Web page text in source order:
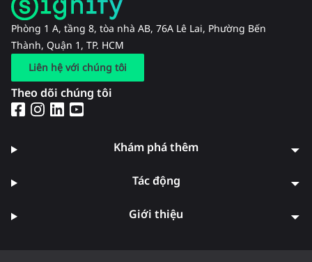
Phòng 1 A, tầng 8, tòa nhà AB, 76A Lê Lai, Phường Bến
Thành, Quận 1, TP. HCM
Liên hệ với chúng tôi
Theo dõi chúng tôi
Khám phá thêm
Tác động
Giới thiệu